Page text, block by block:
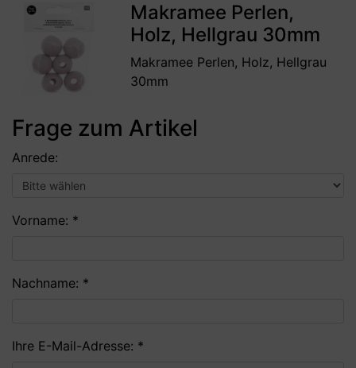
Makramee Perlen,
Holz, Hellgrau 30mm
Makramee Perlen, Holz, Hellgrau
30mm
Frage zum Artikel
Anrede:
Vorname: *
Nachname: *
Ihre E-Mail-Adresse: *